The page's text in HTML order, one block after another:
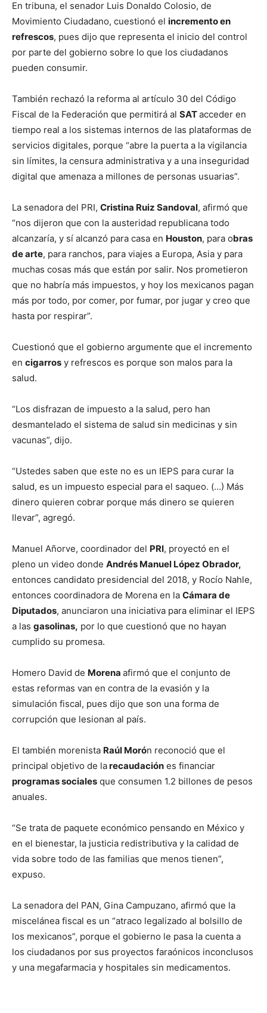
En tribuna, el senador Luis Donaldo Colosio, de
Movimiento Ciudadano, cuestionó el incremento en
refrescos, pues dijo que representa el inicio del control
por parte del gobierno sobre lo que los ciudadanos
pueden consumir.
También rechazó la reforma al artículo 30 del Código
Fiscal de la Federación que permitirá al SATacceder en
tiempo real a los sistemas internos de las plataformas de
servicios digitales, porque “abre la puerta a la vigilancia
sin límites, la censura administrativa y a una inseguridad
digital que amenaza a millones de personas usuarias”.
La senadora del PRI, Cristina Ruiz Sandoval, afirmó que
“nos dijeron que con la austeridad republicana todo
alcanzaría, y sí alcanzó para casa en Houston, para obras
de arte, para ranchos, para viajes a Europa, Asia y para
muchas cosas más que están por salir. Nos prometieron
que no habría más impuestos, y hoy los mexicanos pagan
más por todo, por comer, por fumar, por jugar y creo que
hasta por respirar”.
Cuestionó que el gobierno argumente que el incremento
en cigarros y refrescos es porque son malos para la
salud.
“Los disfrazan de impuesto a la salud, pero han
desmantelado el sistema de salud sin medicinas y sin
vacunas”, dijo.
“Ustedes saben que este no es un IEPS para curar la
salud, es un impuesto especial para el saqueo. (…) Más
dinero quieren cobrar porque más dinero se quieren
llevar”, agregó.
Manuel Añorve, coordinador del PRI, proyectó en el
pleno un video donde Andrés Manuel López Obrador,
entonces candidato presidencial del 2018, y Rocío Nahle,
entonces coordinadora de Morena en la Cámara de
Diputados, anunciaron una iniciativa para eliminar el IEPS
a las gasolinas, por lo que cuestionó que no hayan
cumplido su promesa.
Homero David de Morena afirmó que el conjunto de
estas reformas van en contra de la evasión y la
simulación fiscal, pues dijo que son una forma de
corrupción que lesionan al país.
El también morenista Raúl Morón reconoció que el
principal objetivo de larecaudación es financiar
programas sociales que consumen 1.2 billones de pesos
anuales.
“Se trata de paquete económico pensando en México y
en el bienestar, la justicia redistributiva y la calidad de
vida sobre todo de las familias que menos tienen”,
expuso.
La senadora del PAN, Gina Campuzano, afirmó que la
miscelánea fiscal es un “atraco legalizado al bolsillo de
los mexicanos”, porque el gobierno le pasa la cuenta a
los ciudadanos por sus proyectos faraónicos inconclusos
y una megafarmacia y hospitales sin medicamentos.